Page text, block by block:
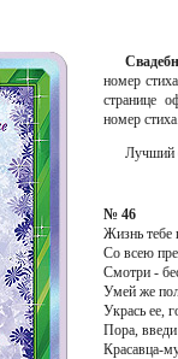
номер
странице
номер стиха.
Лучший
№ 46
Жизнь тебе
Со всею
Смотри -
Умей же
Укрась ее,
Пора, введи
Красавца-